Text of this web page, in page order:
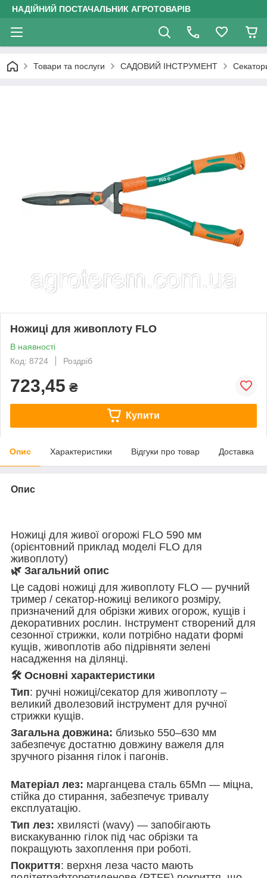
НАДІЙНИЙ ПОСТАЧАЛЬНИК АГРОТОВАРІВ
Товари та послуги САДОВИЙ ІНСТРУМЕНТ
Ножиці для живоплоту FLO
В наявності
Код: 8724
Роздріб
723,45 ₴
Купити
Опис Характеристики Відгуки про товар Доставка
Опис
Ножиці для живої огорожі FLO 590 мм
(орієнтовний приклад моделі FLO для
живоплоту)
🌿 Загальний опис
Це садові ножиці для живоплоту FLO — ручний
тример / секатор‑ножиці великого розміру,
призначений для обрізки живих огорож, кущів і
декоративних рослин. Інструмент створений для
сезонної стрижки, коли потрібно надати формі
кущів, живоплотів або підрівняти зелені
насадження на ділянці.
🛠️ Основні характеристики
Тип: ручні ножиці/секатор для живоплоту –
великий дволезовий інструмент для ручної
стрижки кущів.
Загальна довжина: близько 550–630 мм
забезпечує достатню довжину важеля для
зручного різання гілок і пагонів.
Матеріал лез: марганцева сталь 65Mn — міцна,
стійка до стирання, забезпечує тривалу
експлуатацію.
Тип лез: хвилясті (wavy) — запобігають
вискакуванню гілок під час обрізки та
покращують захоплення при роботі.
Покриття: верхня леза часто мають